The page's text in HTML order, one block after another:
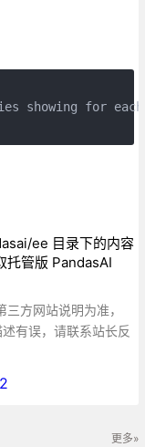
showing for
ee 目录下的内容
托管版 PandasAI
方网站说明为准，
有误，请联系站长反
更多»